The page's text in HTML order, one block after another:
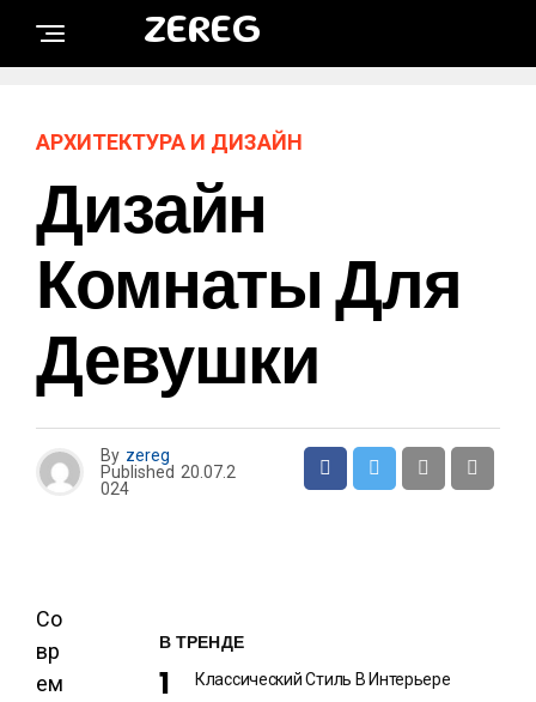
ZEREG
АРХИТЕКТУРА И ДИЗАЙН
Дизайн
Комнаты Для
Девушки
By zereg
Published 20.07.2
024
Со
вр
ем
В ТРЕНДЕ
Классический Стиль В Интерьере